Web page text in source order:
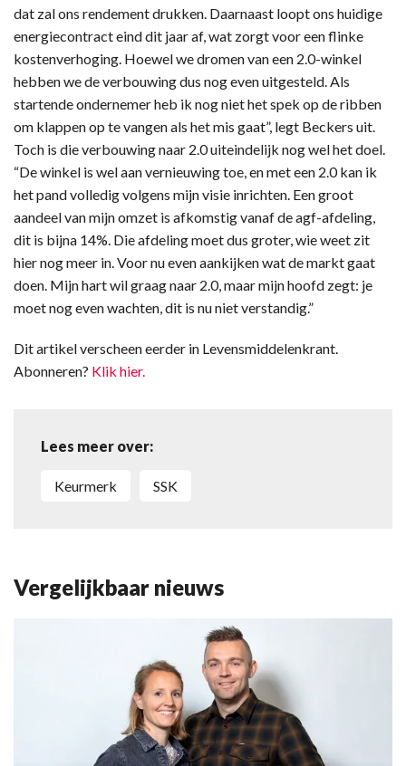
dat zal ons rendement drukken. Daarnaast loopt ons huidige
energiecontract eind dit jaar af, wat zorgt voor een flinke
kostenverhoging. Hoewel we dromen van een 2.0-winkel
hebben we de verbouwing dus nog even uitgesteld. Als
startende ondernemer heb ik nog niet het spek op de ribben
om klappen op te vangen als het mis gaat”, legt Beckers uit.
Toch is die verbouwing naar 2.0 uiteindelijk nog wel het doel.
“De winkel is wel aan vernieuwing toe, en met een 2.0 kan ik
het pand volledig volgens mijn visie inrichten. Een groot
aandeel van mijn omzet is afkomstig vanaf de agf-afdeling,
dit is bijna 14%. Die afdeling moet dus groter, wie weet zit
hier nog meer in. Voor nu even aankijken wat de markt gaat
doen. Mijn hart wil graag naar 2.0, maar mijn hoofd zegt: je
moet nog even wachten, dit is nu niet verstandig.”
Dit artikel verscheen eerder in Levensmiddelenkrant.
Abonneren? Klik hier.
Lees meer over:
keurmerk SSK
Vergelijkbaar nieuws